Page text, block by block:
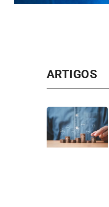
ARTIGOS